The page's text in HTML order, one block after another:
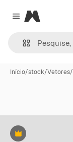
Close menu
Magnific
Início/stock/Vetores/
Premium